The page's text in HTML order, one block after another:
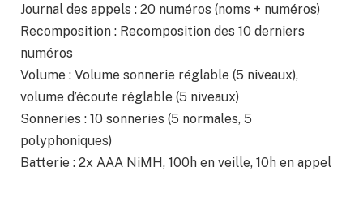
Journal des appels : 20 numéros (noms + numéros)
Recomposition : Recomposition des 10 derniers
numéros
Volume : Volume sonnerie réglable (5 niveaux),
volume d’écoute réglable (5 niveaux)
Sonneries : 10 sonneries (5 normales, 5
polyphoniques)
Batterie : 2x AAA NiMH, 100h en veille, 10h en appel